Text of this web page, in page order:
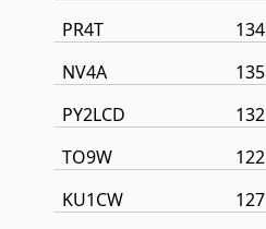
PR4T
134
NV4A
135
PY2LCD
132
TO9W
122
KU1CW
127